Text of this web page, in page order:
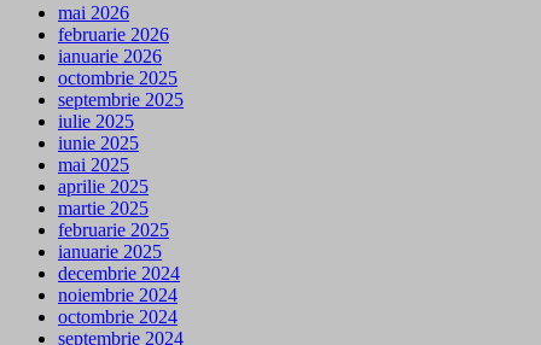
mai 2026
februarie 2026
ianuarie 2026
octombrie 2025
septembrie 2025
iulie 2025
iunie 2025
mai 2025
aprilie 2025
martie 2025
februarie 2025
ianuarie 2025
decembrie 2024
noiembrie 2024
octombrie 2024
septembrie 2024